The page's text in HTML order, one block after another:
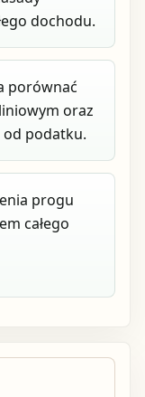
dochodu.
porównać
oraz
od podatku.
progu
całego